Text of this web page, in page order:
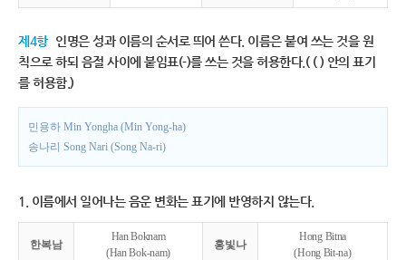
제4항 인명은 성과 이름의 순서로 띄어 쓴다. 이름은 붙여 쓰는 것을 원
칙으로 하되 음절 사이에 붙임표(-)를 쓰는 것을 허용한다.( ( ) 안의 표기
를 허용함.)
민용하 Min Yongha (Min Yong-ha)
송나리 Song Nari (Song Na-ri)
1. 이름에서 일어나는 음운 변화는 표기에 반영하지 않는다.
한복남
Han Boknam
(Han Bok-nam)
홍빛나
Hong Bitna
(Hong Bit-na)